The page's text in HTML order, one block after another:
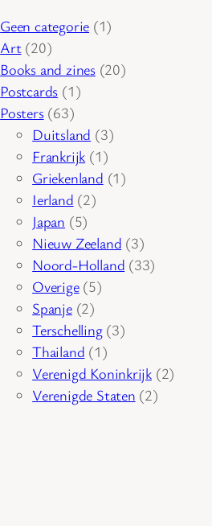
Geen categorie 11
Art 2020
producten
Books and zines 2020
Postcards 11
Posters 6363
producten
Duitsland 33
producten
Frankrijk 11
product
Griekenland 11
Ierland 22
Japan 55
producten
Nieuw Zeeland 33
producten
Noord-Holland 3333
Overige 55
Spanje 22
producten
Terschelling 33
Thailand 11
product
Verenigd Koninkrijk 22
Verenigde Staten 22